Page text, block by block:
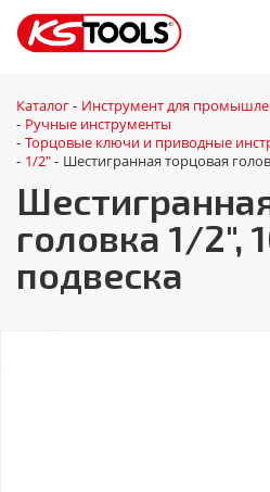
Каталог - Инструмент для
- Ручные инструменты
- Торцовые ключи и приводные
- 1/2" - Шестигранная торцовая
головка 1/2",
подвеска